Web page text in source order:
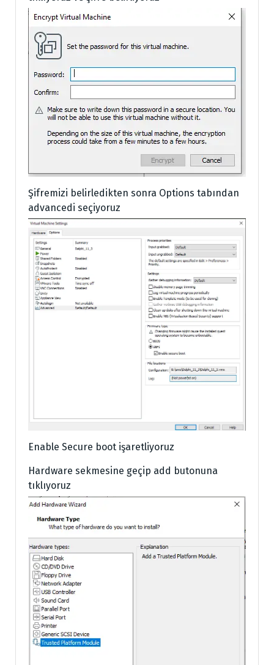
Şifremizi belirledikten sonra Options tabından
advancedi seçiyoruz
Enable Secure boot işaretliyoruz
Hardware sekmesine geçip add butonuna
tıklıyoruz